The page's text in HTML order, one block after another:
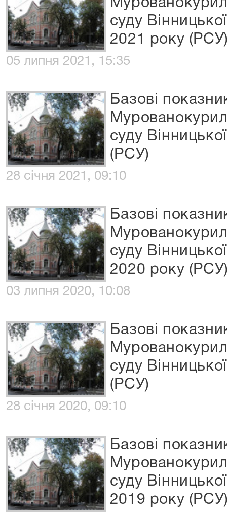
суду
2021 року
05 липня 2021, 15:35
Базові
суду
(РСУ)
28 січня 2021, 09:10
Базові
суду
2020 року
03 липня 2020, 10:08
Базові
суду
(РСУ)
28 січня 2020, 09:10
Базові
суду
2019 року